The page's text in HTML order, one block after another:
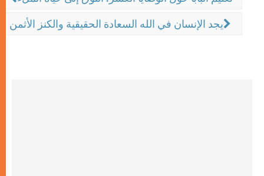
يجد الإنسان في الله السعادة الحقيقية والكنز الأثمن